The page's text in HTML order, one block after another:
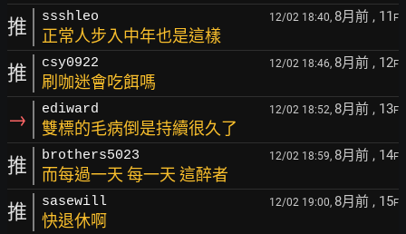
推 ssshleo 12/02 18:40, 8月前 , 11 F
正常人步入中年也是這樣
推 csy0922 12/02 18:46, 8月前 , 12F
刷咖迷會吃餌嗎
→ ediward 12/02 18:52, 8月前 , 13F
雙標的毛病倒是持續很久了
推 brothers5023 12/02 18:59, 8月前 , 14F
而每過一天 每一天 這醉者
推 sasewill 12/02 19:00, 8月前 , 15F
快退休啊